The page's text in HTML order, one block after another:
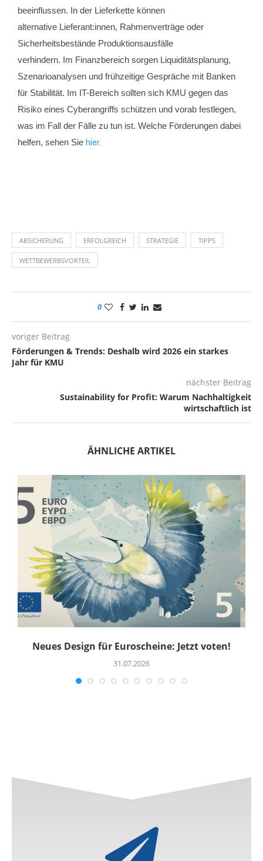
beeinflussen. In der Lieferkette können
alternative Lieferant:innen, Rahmenverträge oder
Sicherheitsbestände Produktionsausfälle
verhindern. Im Finanzbereich sorgen Liquiditätsplanung,
Szenarioanalysen und frühzeitige Gespräche mit Banken
für Stabilität.
Im IT-Bereich sollten sich KMU gegen das
Risiko eines Cyberangriffs schützen und vorab festlegen,
was im Fall der Fälle zu tun ist. Welche Förderungen dabei
helfen, sehen Sie hier.
ABSICHERUNG ERFOLGREICH STRATEGIE TIPPS
WETTBEWERBSVORTEIL
0
voriger Beitrag
Förderungen & Trends: Deshalb wird 2026 ein starkes
Jahr für KMU
nächster Beitrag
Sustainability for Profit: Warum Nachhaltigkeit
wirtschaftlich ist
ÄHNLICHE ARTIKEL
Neues Design für Euroscheine: Jetzt voten!
31.07.2026